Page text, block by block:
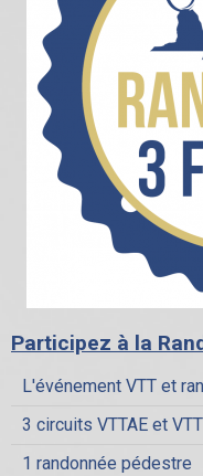
Participez à la
L'événement VTT et
3 circuits VTTAE et VTT
1 randonnée pédestre